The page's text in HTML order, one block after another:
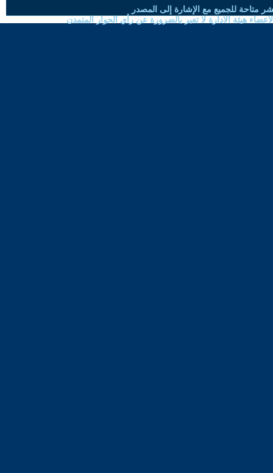
متاحة للجميع مع الإشارة إلى المصدر
هيئة الادارة لا تعبر بالضرورة عن رأي الحوار المتمدن